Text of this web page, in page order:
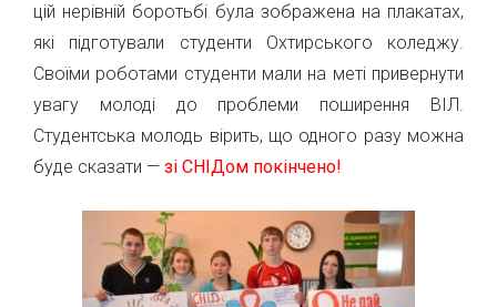
цій нерівній боротьбі була зображена на плакатах,
які підготували студенти Охтирського коледжу.
Своїми роботами студенти мали на меті привернути
увагу молоді до проблеми поширення ВІЛ.
Студентська молодь вірить, що одного разу можна
буде сказати — зі СНІДом покінчено!